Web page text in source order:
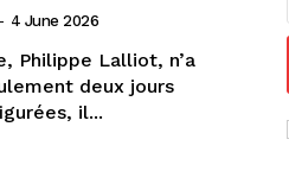
- 4 June 2026
Philippe Lalliot, n’a
deux jours
il...